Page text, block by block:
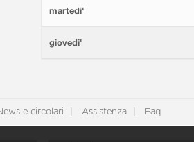
martedi'
giovedi'
e circolari Assistenza Faq